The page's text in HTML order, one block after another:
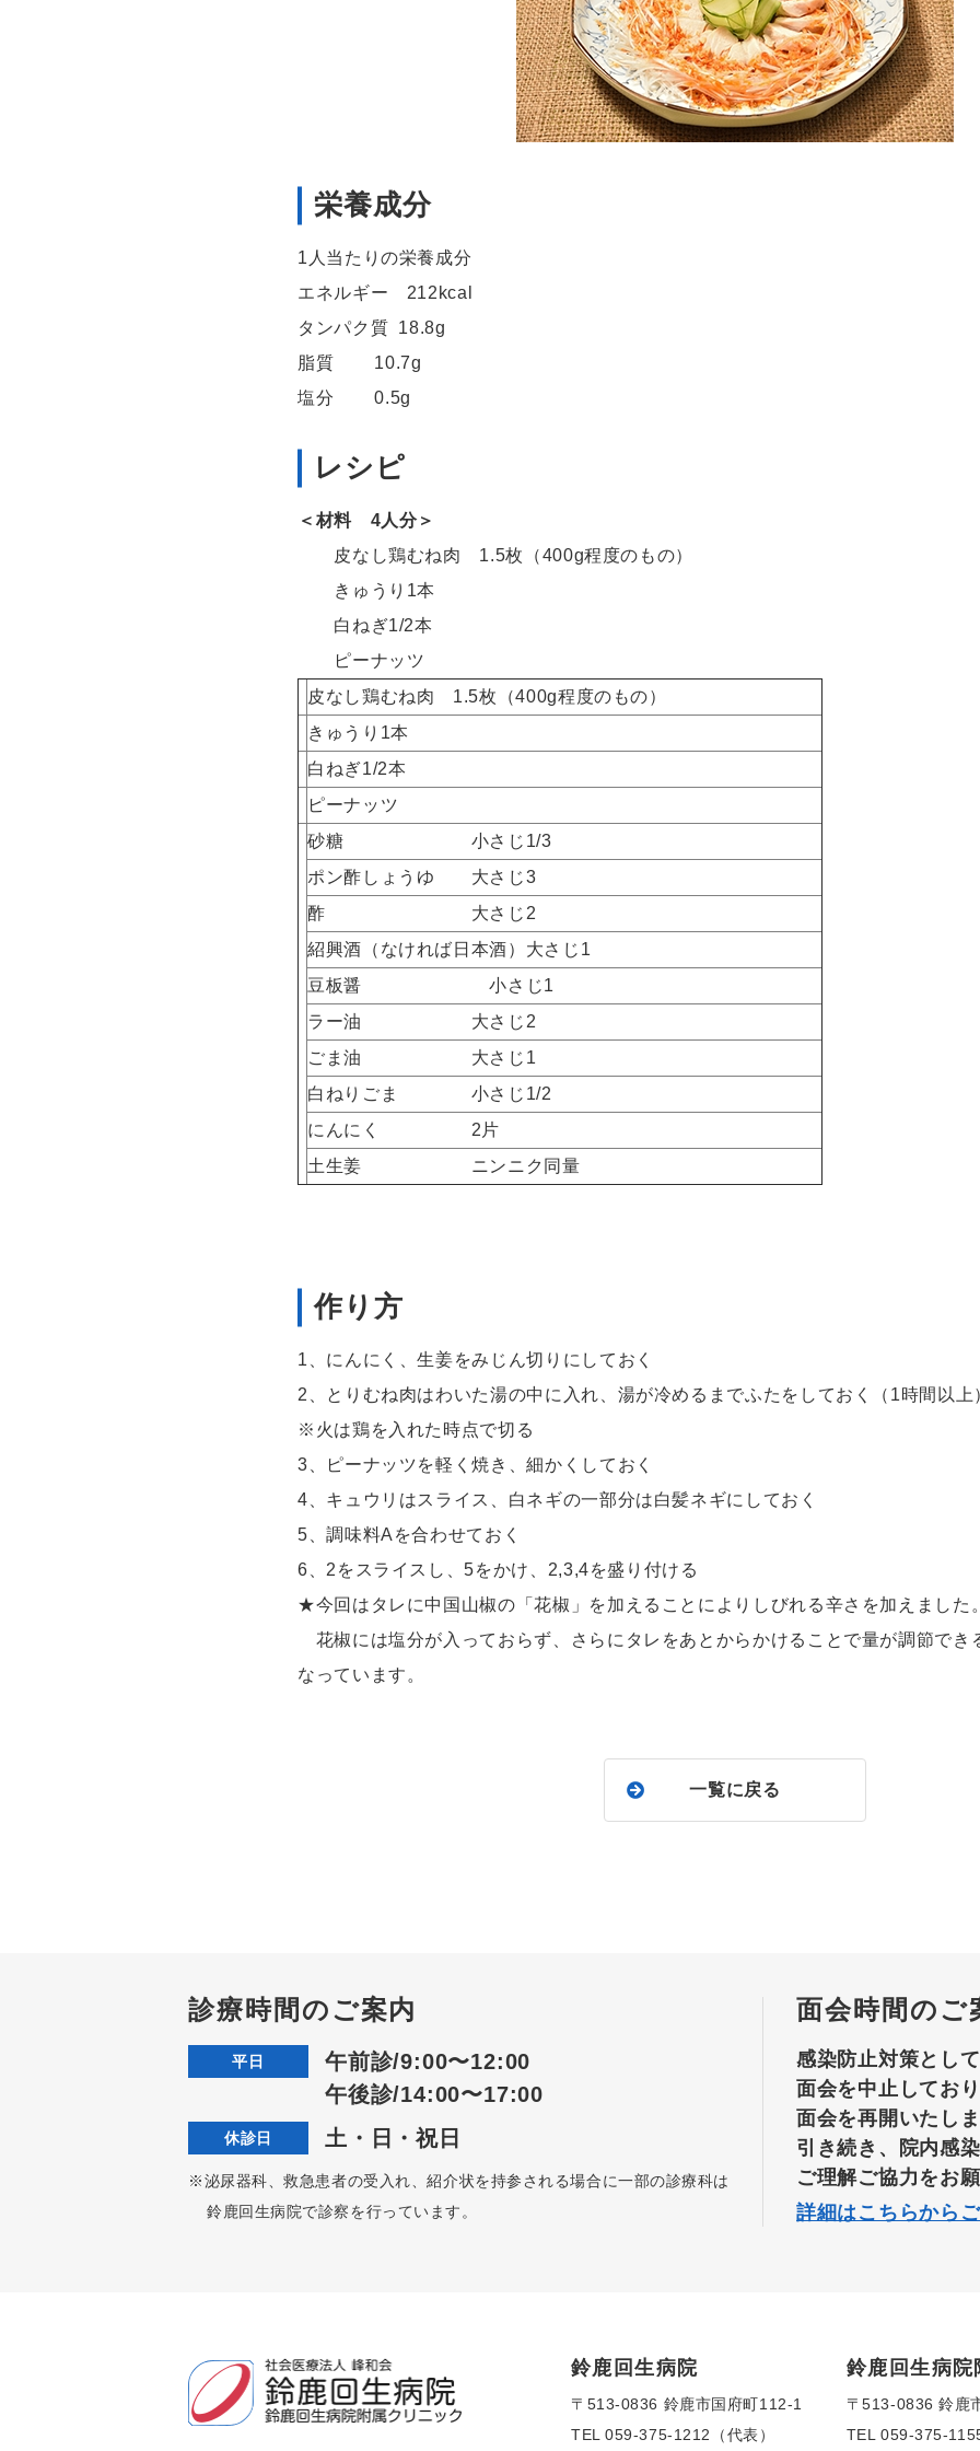
栄養成分
1人当たりの栄養成分
エネルギー 212kcal
タンパク質 18.8g
脂質 10.7g
塩分 0.5g
レシピ
＜材料 4人分＞
皮なし鶏むね肉 1.5枚（400g程度のもの）
きゅうり1本
白ねぎ1/2本
ピーナッツ
皮なし鶏むね肉 1.5枚（400g程度のもの）
きゅうり1本
白ねぎ1/2本
ピーナッツ
砂糖 小さじ1/3
ポン酢しょうゆ 大さじ3
酢 大さじ2
紹興酒（なければ日本酒）大さじ1
豆板醤 小さじ1
ラー油 大さじ2
ごま油 大さじ1
白ねりごま 小さじ1/2
にんにく 2片
土生姜 ニンニク同量
作り方
1、にんにく、生姜をみじん切りにしておく
2、とりむね肉はわいた湯の中に入れ、湯が冷めるまでふたをしておく（1時間以上
※火は鶏を入れた時点で切る
3、ピーナッツを軽く焼き、細かくしておく
4、キュウリはスライス、白ネギの一部分は白髪ネギにしておく
5、調味料Aを合わせておく
6、2をスライスし、5をかけ、2,3,4を盛り付ける
★今回はタレに中国山椒の「花椒」を加えることによりしびれる辛さを加えました。
花椒には塩分が入っておらず、さらにタレをあとからかけることで量が調節でき
なっています。
一覧に戻る
診療時間のご案内
平日
午前診/9:00〜12:00
午後診/14:00〜17:00
休診日 土・日・祝日
※泌尿器科、救急患者の受入れ、紹介状を持参される場合に一部の診療科は
鈴鹿回生病院で診察を行っています。
面会時間のご
感染防止対策とし
面会を中止しており
面会を再開いたしま
引き続き、院内感
ご理解ご協力をお
詳細はこちらから
鈴鹿回生病院
〒513-0836 鈴鹿市国府町112-1
TEL059-375-1212（代表）
鈴鹿回生病院
〒513-0836 鈴鹿
TEL059-375-